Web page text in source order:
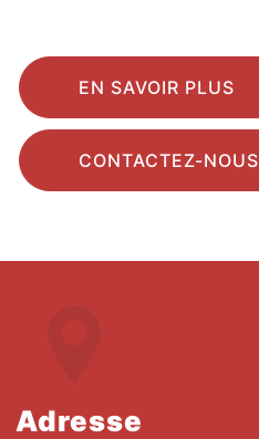
EN SAVOIR PLUS
CONTACTEZ-NOUS
Adresse